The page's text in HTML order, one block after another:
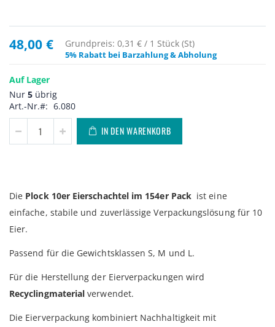
48,00 € Grundpreis: 0,31 € / 1 Stück (St)
5% Rabatt bei Barzahlung & Abholung
Auf Lager
Nur 5 übrig
Art.-Nr.
6.080
IN DEN WARENKORB
Die Plock 10er Eierschachtel im 154er Pack ist eine
einfache, stabile und zuverlässige Verpackungslösung für 10
Eier.
Passend für die Gewichtsklassen S, M und L.
Für die Herstellung der Eierverpackungen wird
Recyclingmaterialverwendet.
Die Eierverpackung kombiniert Nachhaltigkeit mit